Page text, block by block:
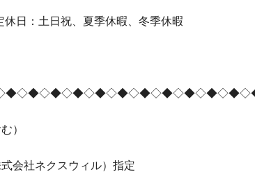
休日：土日祝、夏季休暇、冬季休暇
）
会社ネクスウィル）指定